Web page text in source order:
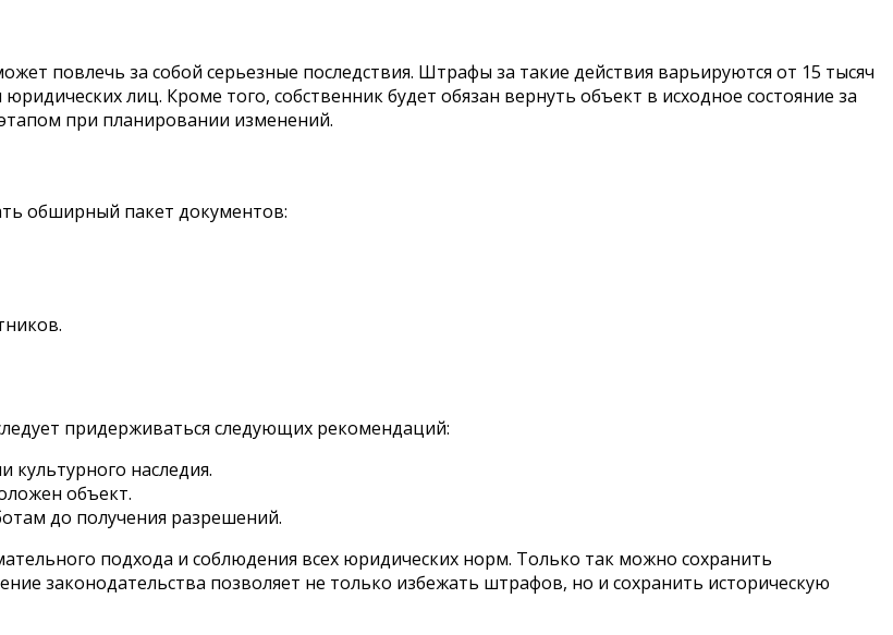
повлечь за собой серьезные последствия. Штрафы за такие действия варьируются от 15 тысяч
лиц. Кроме того, собственник будет обязан вернуть объект в исходное состояние за
при планировании изменений.
обширный пакет документов:
придерживаться следующих рекомендаций:
наследия.
объект.
до получения разрешений.
подхода и соблюдения всех юридических норм. Только так можно сохранить
законодательства позволяет не только избежать штрафов, но и сохранить историческую